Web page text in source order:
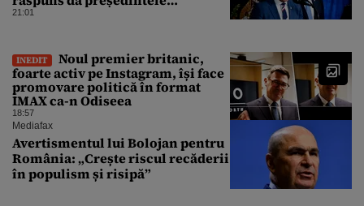
american
21:01
INEDIT
Noul premier britanic,
foarte activ pe Instagram, își face
promovare politică în format
IMAX ca-n Odiseea
18:57
Mediafax
Avertismentul lui Bolojan pentru
România: „Crește riscul recăderii
în populism și risipă”